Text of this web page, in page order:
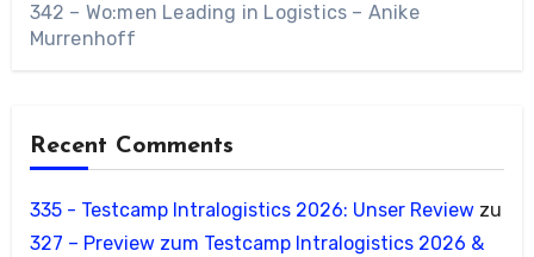
342 – Wo:men Leading in Logistics – Anike
Murrenhoff
Recent Comments
335 - Testcamp Intralogistics 2026: Unser Reviewzu
327 – Preview zum Testcamp Intralogistics 2026 &